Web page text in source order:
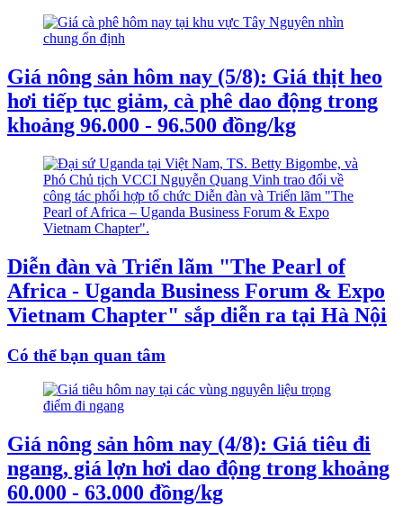
Giá nông sản hôm nay (5/8): Giá thịt heo
hơi tiếp tục giảm, cà phê dao động trong
khoảng 96.000 - 96.500 đồng/kg
Diễn đàn và Triển lãm "The Pearl of
Africa - Uganda Business Forum & Expo
Vietnam Chapter" sắp diễn ra tại Hà Nội
Có thể bạn quan tâm
Giá nông sản hôm nay (4/8): Giá tiêu đi
ngang, giá lợn hơi dao động trong khoảng
60.000 - 63.000 đồng/kg